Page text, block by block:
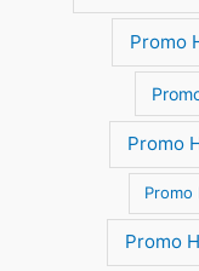
Promo
Promo
Promo
Promo